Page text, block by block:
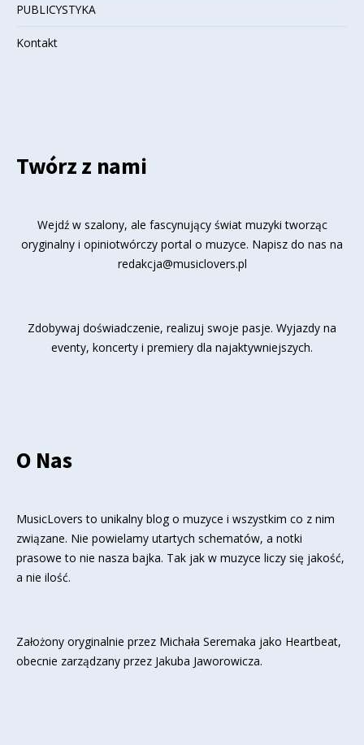
PUBLICYSTYKA
Kontakt
Twórz z nami
Wejdź w szalony, ale fascynujący świat muzyki tworząc
oryginalny i opiniotwórczy portal o muzyce. Napisz do nas na
redakcja@musiclovers.pl
Zdobywaj doświadczenie, realizuj swoje pasje. Wyjazdy na
eventy, koncerty i premiery dla najaktywniejszych.
O Nas
MusicLovers to unikalny blog o muzyce i wszystkim co z nim
związane. Nie powielamy utartych schematów, a notki
prasowe to nie nasza bajka. Tak jak w muzyce liczy się jakość,
a nie ilość.
Założony oryginalnie przez Michała Seremaka jako Heartbeat,
obecnie zarządzany przez Jakuba Jaworowicza.